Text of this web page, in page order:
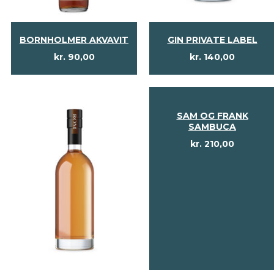
BORNHOLMER AKVAVIT
kr.90,00
GIN PRIVATE LABEL
kr. 140,00
SAM OG FRANK
SAMBUCA
kr. 210,00